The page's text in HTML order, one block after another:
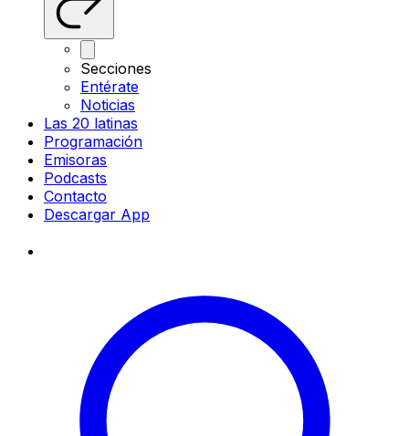
Secciones
Entérate
Noticias
Las 20 latinas
Programación
Emisoras
Podcasts
Contacto
Descargar App